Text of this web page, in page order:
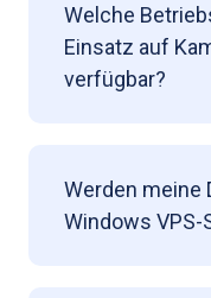
Welche
Einsatz auf
verfügbar?
Werden meine
Windows VPS-